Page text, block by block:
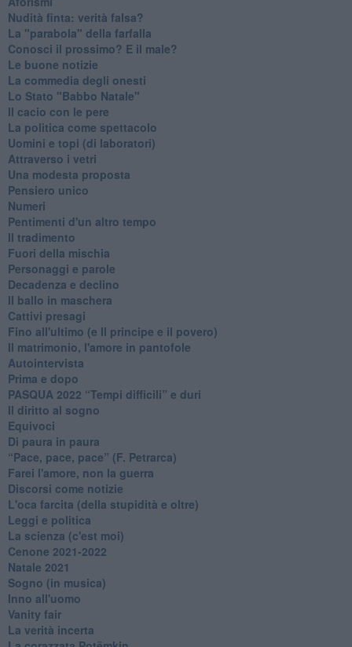
Nudità finta: verità falsa?
La "parabola" della farfalla
Conosci il prossimo? E il male?
Le buone notizie
La commedia degli onesti
Lo Stato "Babbo Natale"
Il cacio con le pere
La politica come spettacolo
Uomini e topi (di laboratori)
Attraverso i vetri
Una modesta proposta
Pensiero unico
Numeri
Pentimenti d'un altro tempo
Il tradimento
Fuori della mischia
Personaggi e parole
Decadenza e declino
Il ballo in maschera
Cattivi presagi
Fino all'ultimo (e Il principe e il povero)
Il matrimonio, l'amore in pantofole
Autointervista
Prima e dopo
​PASQUA 2022 “Tempi difficili” e duri
Il diritto al sogno
Equivoci
Di paura in paura
​“Pace, pace, pace” (F. Petrarca)
Farei l'amore, non la guerra
Discorsi come notizie
L'oca farcita (della stupidità e oltre)
Leggi e politica
La scienza (c'est moi)
Cenone 2021-2022
Natale 2021
Sogno (in musica)
Inno all'uomo
Vanity fair
La verità incerta